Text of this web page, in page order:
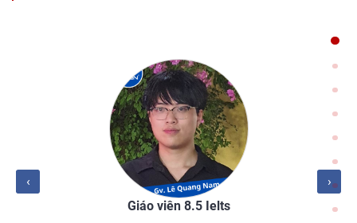
Giáo viên 8.5 Ielts
‹ ›